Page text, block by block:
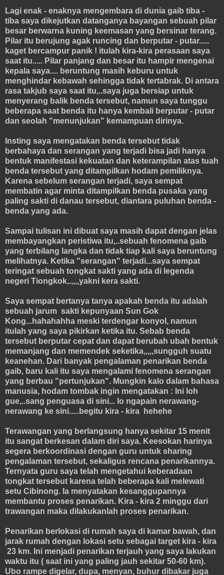
Lagi enak - enaknya mengembara di dunia gaib tiba -
tiba saya dikejutkan datanganya bayangan sebuah pilar
besar berwarna kuning keemasan yang bersinar terang.
Pilar itu berujung agak runcing dan berputar - putar.....
kaget bercampur panik ! itulah kira-kira perasaan saya
saat itu..... Pilar panjang dan besar itu hampir mengenai
kepala saya.... beruntung masih keburu untuk
menghindar kebawah sehingga tidak tertabrak. Di antara
rasa takjub saya saat itu,..saya juga bersiap untuk
menyerang balik benda tersebut, namun saya tunggu
beberapa saat benda itu hanya kembali berputar - putar
dan seolah "menunjukan" kemampuan dirinya.
Insting saya mengatakan benda tersebut tidak
berbahaya dan serangan yang terjadi bisa jadi hanya
bentuk manifestasi kekuatan dan keterampilan atas tuah
benda tersebut yang ditampilkan hodam pemiliknya.
Karena sebelum serangan terjadi, saya sempat
membatin agar minta ditampilkan benda pusaka yang
paling sakti di danau tersebut, diantara puluhan benda -
benda yang ada.
Sampai tulisan ini dibuat saya masih dapat dengan jelas
membayangkan peristiwa itu,..sebuah fenomena gaib
yang terbilang langka dan tidak tiap kali saya beruntung
melihatnya. Ketika "serangan" terjadi...saya sempat
teringat sebuah tongkat sakti yang ada di legenda
negeri Tiongkok,.,,,,yakni kera sakti.
Saya sempat bertanya tanya apakah benda itu adalah
sebuah jarum sakti kepunyaan Sun Gok
Kong...hahahahha meski terdengar konyol, namun
itulah yang saya pikirkan ketika itu. Sebab benda
tersebut berputar cepat dan dapat berubah ubah bentuk
memanjang dan memendek seketika,,,,,sungguh suatu
keanehan. Dari banyak pengalaman penarikan benda
gaib, baru kali itu saya mengalami fenomena serangan
yang berbau "pertunjukan". Mungkin kalo dalam bahasa
manusia, hodam tombak ingin mengatakan : Ini loh
gue,..sang penguasa di sini... lo ngapain nerawang-
nerawang ke sini.....begitu kira - kira hehehe
Terawangan yang berlangsung hanya sekitar 15 menit
itu sangat berkesan dalam diri saya. Keesokan harinya
segera berkoordinasi dengan guru untuk sharing
pengalaman tersebut, sekaligus rencana penarikannya.
Ternyata guru saya telah mengetahui keberadaan
tongkat tersebut karena telah beberapa kali melewati
setu Cibinong. Ia menyatakan kesanggupannya
membantu proses penarikan. Kira - kira 2 minggu dari
trawangan maka dilakukanlah proses penarikan.
Penarikan berlokasi di rumah saya di kamar bawah, dan
jarak rumah dengan lokasi setu sebagai target kira - kira
23 km. Ini menjadi penarikan terjauh yang saya lakukan
waktu itu ( saat ini yang paling jauh sekitar 50-60 km).
Ubo rampe digelar, dupa, menyan, buhur dibakar juga